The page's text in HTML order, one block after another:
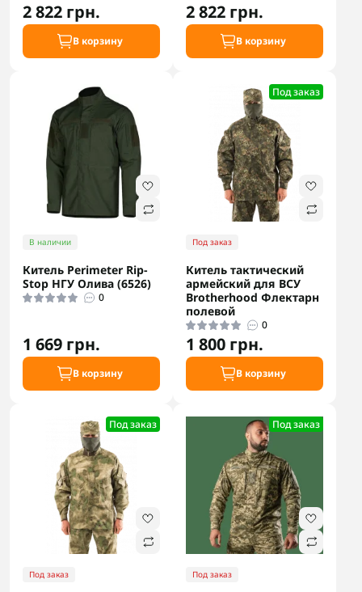
2 822 грн.
В корзину
2 822 грн.
В корзину
В наличии
Китель Perimeter Rip-
Stop НГУ Олива (6526)
0
1 669 грн.
В корзину
Под заказ
Под заказ
Китель тактический
армейский для ВСУ
Brotherhood Флектарн
полевой
0
1 800 грн.
В корзину
Под заказ
Под заказ
Под заказ
Под заказ